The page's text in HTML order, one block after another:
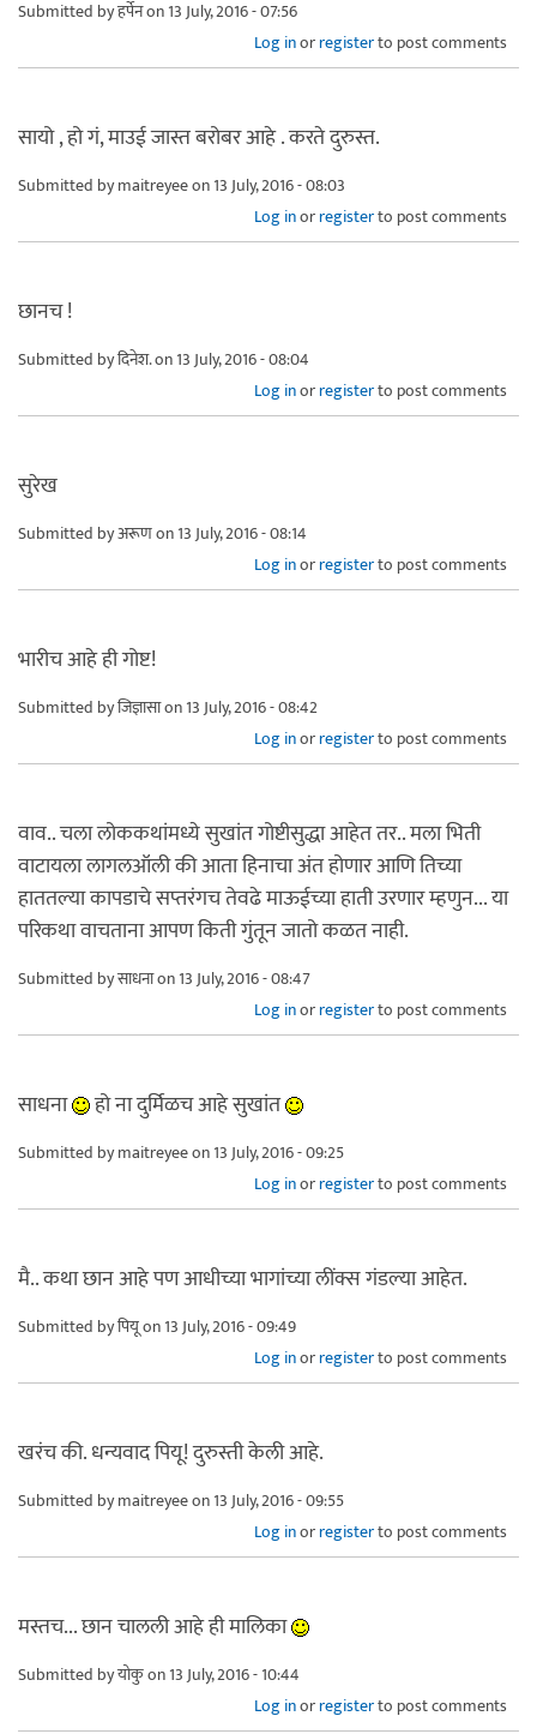
Submitted byहर्पेनon 13 July, 2016 - 07:56
Log inorregisterto post comments
सायो , हो गं, माउई जास्त बरोबर आहे . करते दुरुस्त.
Submitted bymaitreyeeon 13 July, 2016 - 08:03
Log inorregisterto post comments
छानच !
Submitted byदिनेश.on 13 July, 2016 - 08:04
Log inorregisterto post comments
सुरेख
Submitted byअरूणon 13 July, 2016 - 08:14
Log inorregisterto post comments
भारीच आहे ही गोष्ट!
Submitted byजिज्ञासाon 13 July, 2016 - 08:42
Log inorregisterto post comments
वाव.. चला लोककथांमध्ये सुखांत गोष्टीसुद्धा आहेत तर.. मला भिती
वाटायला लागलऑली की आता हिनाचा अंत होणार आणि तिच्या
हाततल्या कापडाचे सप्तरंगच तेवढे माऊईच्या हाती उरणार म्हणुन... या
परिकथा वाचताना आपण किती गुंतून जातो कळत नाही.
Submitted byसाधनाon 13 July, 2016 - 08:47
Log inorregisterto post comments
साधना हो ना दुर्मिळच आहे सुखांत
Submitted bymaitreyeeon 13 July, 2016 - 09:25
Log inorregisterto post comments
मै.. कथा छान आहे पण आधीच्या भागांच्या लींक्स गंडल्या आहेत.
Submitted byपियूon 13 July, 2016 - 09:49
Log inorregisterto post comments
खरंच की. धन्यवाद पियू! दुरुस्ती केली आहे.
Submitted bymaitreyeeon 13 July, 2016 - 09:55
Log inorregisterto post comments
मस्तच... छान चालली आहे ही मालिका
Submitted byयोकुon 13 July, 2016 - 10:44
Log inorregisterto post comments